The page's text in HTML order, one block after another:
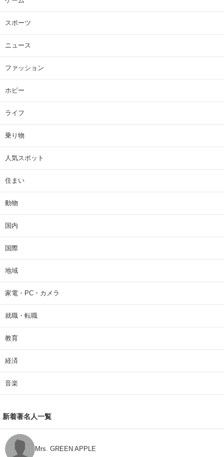
スポーツ
ニュース
ファッション
ホビー
ライフ
乗り物
人気スポット
住まい
動物
国内
国際
地域
家電・PC・カメラ
就職・転職
教育
経済
音楽
新着著名人一覧
Mrs. GREEN APPLE